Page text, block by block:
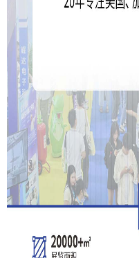
1.公司简介
上海雄达国际物流有限
海、深圳、成都、射洪、
美国(洛杉矶)等地设立了
际空运、国际海运、海外
雄达依托20年丰富
供一站式、定制化的跨境